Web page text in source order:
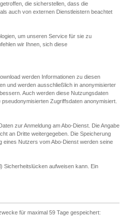
die sicherstellen, dass die
auch von externen Dienstleistern beachtet
um unseren Service für sie zu
wir Ihnen, sich diese
werden Informationen zu diesen
und werden ausschließlich in anonymisierter
Auch werden diese Nutzungsdaten
Zugriffsdaten anonymisiert.
zur Anmeldung am Abo-Dienst. Die Angabe
an Dritte weitergegeben. Die Speicherung
eines Nutzers vom Abo-Dienst werden seine
Sicherheitslücken aufweisen kann. Ein
für maximal 59 Tage gespeichert: